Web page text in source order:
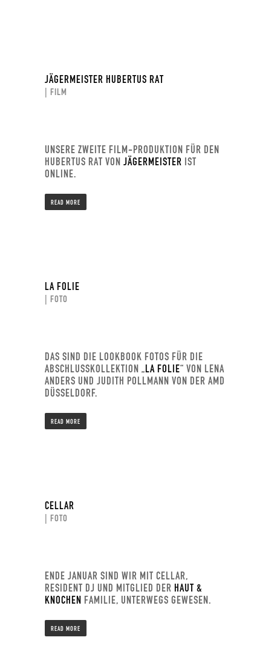
JÄGERMEISTER HUBERTUS RAT
| FILM
UNSERE ZWEITE FILM-PRODUKTION FÜR DEN
HUBERTUS RAT VON JÄGERMEISTER IST
ONLINE.
READ MORE
LA FOLIE
| FOTO
DAS SIND DIE LOOKBOOK FOTOS FÜR DIE
ABSCHLUSSKOLLEKTION „LA FOLIE“ VON LENA
ANDERS UND JUDITH POLLMANN VON DER AMD
DÜSSELDORF.
READ MORE
CELLAR
| FOTO
ENDE JANUAR SIND WIR MIT CELLAR,
RESIDENT DJ UND MITGLIED DER HAUT &
KNOCHEN FAMILIE, UNTERWEGS GEWESEN.
READ MORE